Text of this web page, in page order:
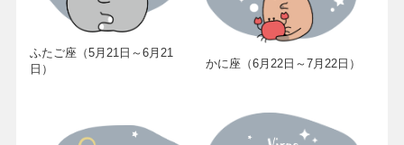
ふたご座（5月21日～6月21
日）
かに座（6月22日～7月22日）